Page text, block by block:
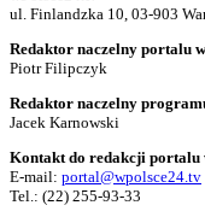
ul. Finlandzka 10, 03-903
Redaktor naczelny portalu
Piotr Filipczyk
Redaktor naczelny
Jacek Karnowski
Kontakt do redakcji portalu
E-mail: portal@wpolsce24.tv
Tel.: (22) 255-93-33